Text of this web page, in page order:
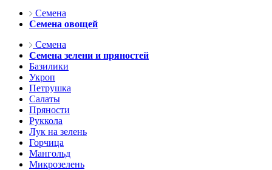
Семена
Семена овощей
Семена
Семена зелени и пряностей
Базилики
Укроп
Петрушка
Салаты
Пряности
Руккола
Лук на зелень
Горчица
Мангольд
Микрозелень